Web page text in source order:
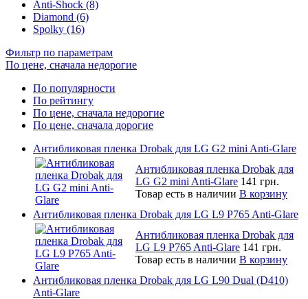
Anti-Shock (8)
Diamond (6)
Spolky (16)
Фильтр по параметрам
По цене, сначала недорогие
По популярности
По рейтингу
По цене, сначала недорогие
По цене, сначала дорогие
Антибликовая пленка Drobak для LG G2 mini Anti-Glare
Антибликовая пленка Drobak для
LG G2 mini Anti-Glare 141 грн.
Товар есть в наличии В корзину
Антибликовая пленка Drobak для LG L9 P765 Anti-Glare
Антибликовая пленка Drobak для
LG L9 P765 Anti-Glare 141 грн.
Товар есть в наличии В корзину
Антибликовая пленка Drobak для LG L90 Dual (D410)
Anti-Glare